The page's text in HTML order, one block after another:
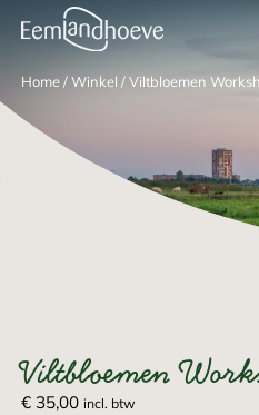
Home/Winkel /Viltbloemen
Viltbloemen
€ 35,00 incl. btw